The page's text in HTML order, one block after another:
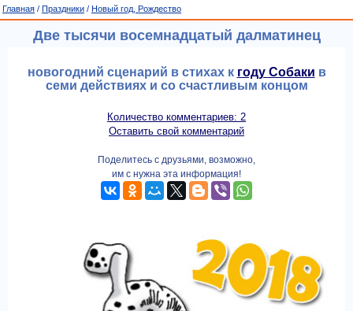
Главная / Праздники / Новый год, Рождество
Две тысячи восемнадцатый далматинец
новогодний сценарий в стихах к году Собаки в
семи действиях и со счастливым концом
Количество комментариев: 2
Оставить свой комментарий
Поделитесь с друзьями, возможно,
им с нужна эта информация!